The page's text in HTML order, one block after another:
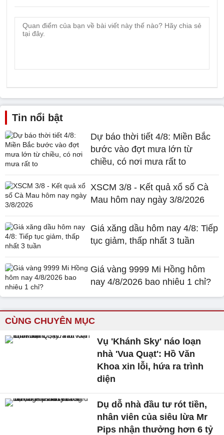
Tin nổi bật
Dự báo thời tiết 4/8: Miền Bắc
bước vào đợt mưa lớn từ
chiều, có nơi mưa rất to
XSCM 3/8 - Kết quả xổ số Cà
Mau hôm nay ngày 3/8/2026
Giá xăng dầu hôm nay 4/8: Tiếp
tục giảm, thấp nhất 3 tuần
Giá vàng 9999 Mi Hồng hôm
nay 4/8/2026 bao nhiêu 1 chỉ?
CÙNG CHUYÊN MỤC
Vụ 'Khánh Sky' náo loạn
nhà 'Vua Quạt': Hồ Văn
Khoa xin lỗi, hứa ra trình
diện
Dụ dỗ nhà đầu tư rót tiền,
nhân viên của siêu lừa Mr
Pips nhận thưởng hơn 6 tỷ